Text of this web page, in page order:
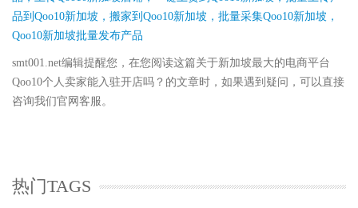
smt001.net编辑提醒您，在您阅读这篇关于新加坡最大的电商平台
Qoo10个人卖家能入驻开店吗？的文章时，如果遇到疑问，可以直接
咨询我们官网客服。
热门TAGS